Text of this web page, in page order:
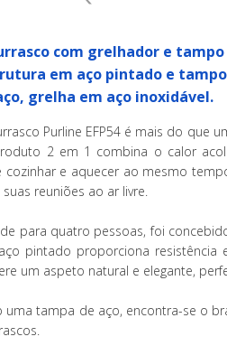
com grelhador e
em aço pintado e
grelha em aço inoxidável.
Purline EFP54 é mais do que
2 em 1 combina o calor
cozinhar e aquecer ao mesmo
reuniões ao ar livre.
para quatro pessoas, foi
pintado proporciona
um aspeto natural e elegante,
uma tampa de aço, encontra-se o